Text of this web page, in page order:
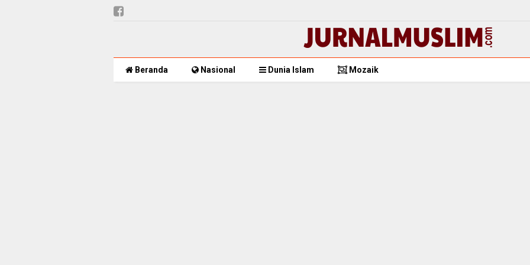
Beranda Nasional Dunia Islam Mozaik